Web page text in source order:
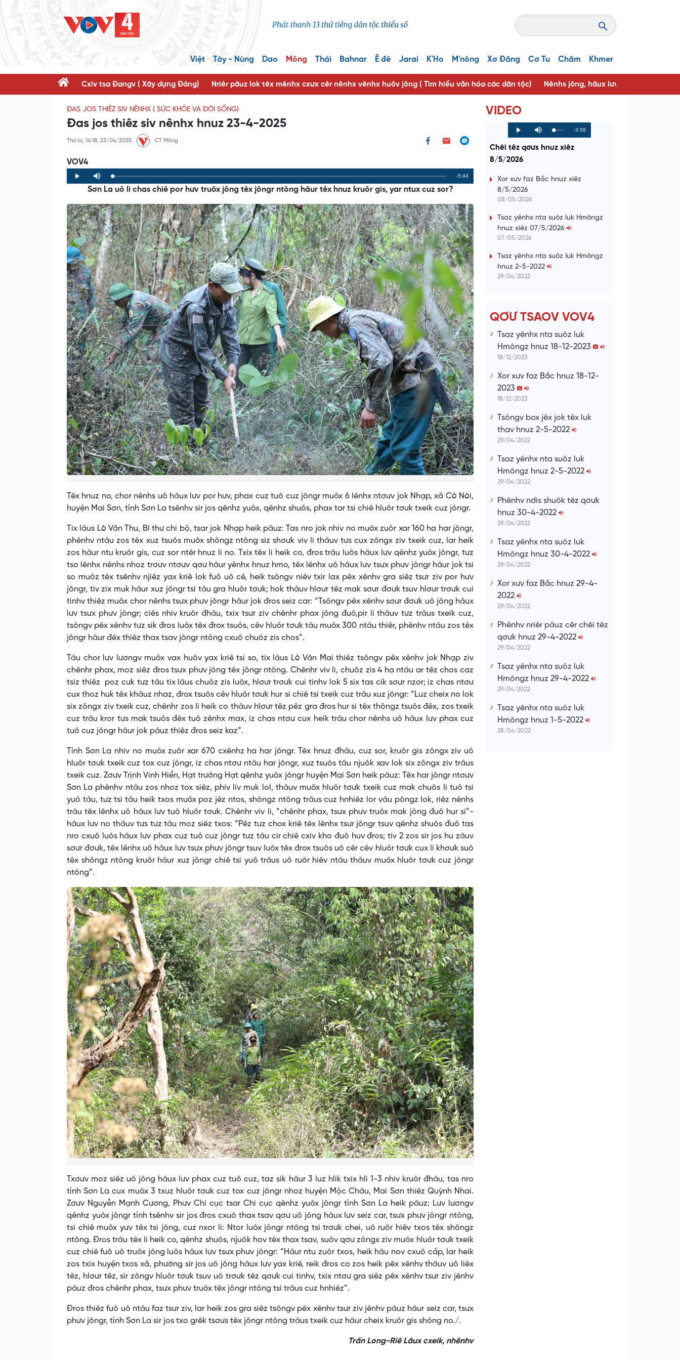
Việt Tày - Nùng Dao Mông Thái Bahnar Ê đê Jarai K'Ho M'nông Xơ Đăng Cơ Tu Chăm Khmer
Cxiv tsa Đangv ( Xây dựng Đảng) Nriêr pâuz lok têx mênhx cxưx cêr nênhx vênhx huôv jông ( Tìm hiểu văn hóa các dân tộc) Nênhs jông, hâux lưv jông ( Người
ĐAS JOS THIÊZ SIV NÊNHX ( SỨC KHỎE VÀ ĐỜI SỐNG)
Đas jos thiêz siv nênhx hnuz 23-4-2025
Thứ tư, 14:18, 23/04/2025 CT Mông
VOV4
Play Mute Loaded:
0%
Progress:
0%
Remaining
-5:44
Sơn La uô li chas chiê por hưv truôx jông têx jôngr ntông hâur têx hnuz kruôr gis, yar ntux cuz sor?
Têx hnuz no, chor nênhs uô hâux lưv por hưv, phax cuz tuô cuz jôngr muôx 6 lênhx ntơưv jok Nhạp, xã Cò Nòi,
huyện Mai Sơn, tỉnh Sơn La tsênhv sir jos qênhz yuôx, qênhz shuôs, phax tar tsi chiê hluôr tơưk txeik cuz jôngr.
Tix lâus Lò Văn Thu, Bí thư chi bộ, tsar jok Nhạp heik pâuz: Tas nro jok nhiv no muôx zuôr xar 160 ha har jôngr,
phênhv ntâu zos têx xuz tsuôs muôx shôngz ntông siz shơưk viv li thâuv tưs cux zôngx ziv txeik cuz, lar heik
zos hâur ntu kruôr gis, cuz sor ntêr hnuz li no. Txix têx li heik co, đros trâu luôs hâux lưv qênhz yuôx jôngr, tưz
tso lênhx nênhs nhoz trơưv ntơưv qơư hâur yênhx hnuz hmo, têx lênhx uô hâux lưv tsưx phưv jôngr hâur jok tsi
so muôz têx tsênhv njiêz yax kriê lok fuô uô cê, heik tsôngv niêv txir lax pêx xênhv gra siêz tsưr ziv por hưv
jôngr, tiv zix muk hâur xuz jôngr tsi tâu gra hluôr tơưk; hok thâuv hlơưr têz mak sơưr đơưk tsuv hlơưr trơưk cui
tinhv thiêz muôx chor nênhs tsưx phưv jôngr hâur jok đros seiz car: “Tsôngv pêx xênhv sơưr đơưk uô jông hâux
lưv tsưx phưv jôngr; ciês nhiv kruôr đhâu, txix tsưr ziv chênhr phax jông đuô,pir li thâuv tưz trâus txeik cuz,
tsôngv pêx xênhv tưz sik đros luôx têx đrox tsuôs, cêv hluôr tơưk tâu muôx 300 ntâu thiêr, phênhv ntâu zos têx
jôngr hâur đêx thiêz thax tsav jôngr ntông cxuô chuôz zis chos”.
Tâu chor lưv lươngv muôx vax huôv yax kriê tsi so, tix lâus Lò Văn Mai thiêz tsôngv pêx xênhv jok Nhạp ziv
chênhr phax, moz siêz đros tsưx phưv jông têx jôngr ntông. Chênhr viv li, chuôz zis 4 ha ntâu ar têz chos caz
tsiz thiêz poz cưk tưz tâu tix lâus chuôz zis luôx, hlơưr trơưk cui tinhv lok 5 six tas cik sơưr nzor; iz chas ntơư
cux thoz huk têx khâuz nhaz, đrox tsuôs cêv hluôr tơưk hur si chiê tsi txeik cuz trâu xuz jôngr: “Luz cheix no lok
six zôngx ziv txeik cuz, chênhr zos li heik co thâuv hlơưr têz pêz gra đros hur si têx thôngz tsuôs đêx, zos txeik
cuz trâu kror tưs mak tsuôs đêx tuô zênhx max, iz chas ntơư cux heik trâu chor nênhs uô hâux lưv phax cuz
tuô cuz jôngr hâur jok pâuz thiêz đros seiz kaz”.
Tỉnh Sơn La nhiv no muôx zuôr xar 670 cxênhz ha har jôngr. Têx hnuz đhâu, cuz sor, kruôr gis zôngx ziv uô
hluôr tơưk txeik cuz tox cuz jôngr, iz chas ntơư ntâu har jôngr, xuz tsuôs tâu njuôk xav lok six zôngx ziv trâus
txeik cuz. Zơưv Trịnh Vinh Hiển, Hạt trưởng Hạt qênhz yuôx jôngr huyện Mai Sơn heik pâuz: Têx har jôngr ntơưv
Sơn La phênhv ntâu zos nhoz tox siêz, phiv liv muk lol, thâuv muôx hluôr tơưk txeik cuz mak chuôs li tuô tsi
yuô tâu, tưz tsi tâu heik txos muôx poz jêz ntos, shôngz ntông trâus cuz hnhiêz lor vâu pôngz lok, riêz nênhs
trâu têx lênhx uô hâux lưv tuô hluôr tơưk. Chênhr viv li, “chênhr phax, tsưx phưv truôx mak jông đuô hur si”-
hâux lưv no thâuv tưs tưz tâu moz siêz txos: “Pêz tưz chox kriê têx lênhx tsưr jôngr tsuv qênhz shuôs đuô tas
nro cxuô luôs hâux lưv phax cuz tuô cuz jôngr tưz tâu cir chiê cxiv kho đuô huv đros; tiv 2 zos sir jos hu zâuv
sơưr đơưk, têx lênhx uô hâux lưv tsưx phưv jôngr tsuv luôx têx đrox tsuôs uô cêr cêv hluôr tơưk cux li khơưk suô
têx shôngz ntông kruôr hâur xuz jôngr chiê tsi yuô trâus uô ruôr hiêv ntâu thâuv muôx hluôr tơưk cuz jôngr
ntông”.
Txơưv moz siêz uô jông hâux lưv phax cuz tuô cuz, taz sik hâur 3 luz hlik txix hli 1-3 nhiv kruôr đhâu, tas nro
tỉnh Sơn La cux muôx 3 txuz hluôr tơưk cuz tox cuz jôngr nhoz huyện Mộc Châu, Mai Sơn thiêz Quỳnh Nhai.
Zơưv Nguyễn Mạnh Cương, Phưv Chi cục tsar Chi cục qênhz yuôx jôngr tỉnh Sơn La heik pâuz: Lưv lươngv
qênhz yuôx jôngr tỉnh tsênhv sir jos đros cxuô thax tsav qơư uô jông hâux lưv seiz car, tsưx phưv jôngr ntông,
tsi chiê muôx yưv têx tsi jông, cuz nxor li: Ntor luôx jôngr ntông tsi trơưk chei, uô ruôr hiêv txos têx shôngz
ntông. Đros trâu têx li heik co, qênhz shuôs, njuôk hov têx thax tsav, suôv qơư zôngx ziv muôx hluôr tơưk txeik
cuz chiê fuô uô truôx jông luôs hâux lưv tsưx phưv jôngr: “Hâur ntu zuôr txos, heik hâu nov cxuô cấp, lar heik
zos txix huyện txos xã, phường sir jos uô jông hâux lưv yax kriê, reik đros co zos heik pêx xênhv thâuv uô liêx
têz, hlơưr têz, sir zôngv hluôr tơưk tsuv uô trơưk têz qơưk cui tinhv, txix ntơư gra siêz pêx xênhv tsưr ziv jênhv
pâuz đros chênhr phax, tsưx phưv truôx têx jôngr ntông tsi trâus cuz hnhiêz”.
Đros thiêz fuô uô ntâu faz tsưr ziv, lar heik zos gra siêz tsôngv pêx xênhv tsưr ziv jênhv pâuz hâur seiz car, tsưx
phưv jôngr, tỉnh Sơn La sir jos txo grêk tsơưs têx jôngr ntông trâus txeik cuz hâur cheix kruôr gis shông no./.
Trấn Long-Riê Lâux cxeik, nhênhv
VIDEO
P
l
y
M
u
e
L
o
d
P
r
g
0
%
R
e
a
i
e
-3:58
Chêi têz qơưs hnuz xiêz
8/5/2026
Xor xưv faz Bắc hnuz xiêz
8/5/2026
08/05/2026
Tsaz yênhx nta suôz luk Hmôngz
hnuz xiêz 07/5/2026
07/05/2026
Tsaz yênhx nta suôz luk Hmôngz
hnuz 2-5-2022
29/04/2022
QƠƯ TSAOV VOV4
Tsaz yênhx nta suôz luk
Hmôngz hnuz 18-12-2023
18/12/2023
Xor xưv faz Bắc hnuz 18-12-
2023
18/12/2023
Tsôngv box jêx jok têx luk
thav hnuz 2-5-2022
29/04/2022
Tsaz yênhx nta suôz luk
Hmôngz hnuz 2-5-2022
29/04/2022
Phênhv ndis shuôk têz qơưk
hnuz 30-4-2022
29/04/2022
Tsaz yênhx nta suôz luk
Hmôngz hnuz 30-4-2022
29/04/2022
Xor xưv faz Bắc hnuz 29-4-
2022
29/04/2022
Phênhv nriêr pâuz cêr chêi têz
qơưk hnuz 29-4-2022
29/04/2022
Tsaz yênhx nta suôz luk
Hmôngz hnuz 29-4-2022
29/04/2022
Tsaz yênhx nta suôz luk
Hmôngz hnuz 1-5-2022
28/04/2022